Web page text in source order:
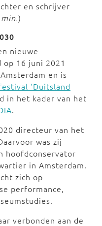
en schrijver
)
nieuwe
16 juni 2021
en is
'Duitsland
in het kader van het
.
directeur van het
was zij
hoofdconservator
in Amsterdam.
zich op
performance,
verbonden aan de